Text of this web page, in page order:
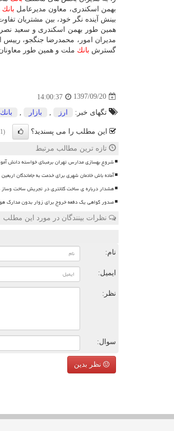
بهمن اسكندری، معاون مدیرعامل بانك
بینش آینده نگر خود، بین مشتریان
همین طور بهمن اسكندری و سعید
مدیران امور، محمدرضا جنگجو،
گسترش بانك ملت و همین طور
1397/09/20
14:00:37
تگهای خبر: ارز بازار بانك
این مطلب را می پسندید؟ (1)
تازه ترین مطالب مرتبط
شروع بهسازی مدارس تهران برمبنای خواسته دانش
آماده باش خادمان شهری برای خدمت به جاماندگان اربعین
هشدار درباره ی ساخت کلانتری در تجریش ساخت
صدور گواهی یک دفعه خروج برای زوار بدون مدارک
نظرات بینندگان در مورد این مطلب
نام:
ایمیل:
نظر:
سوال:
نظر بدین